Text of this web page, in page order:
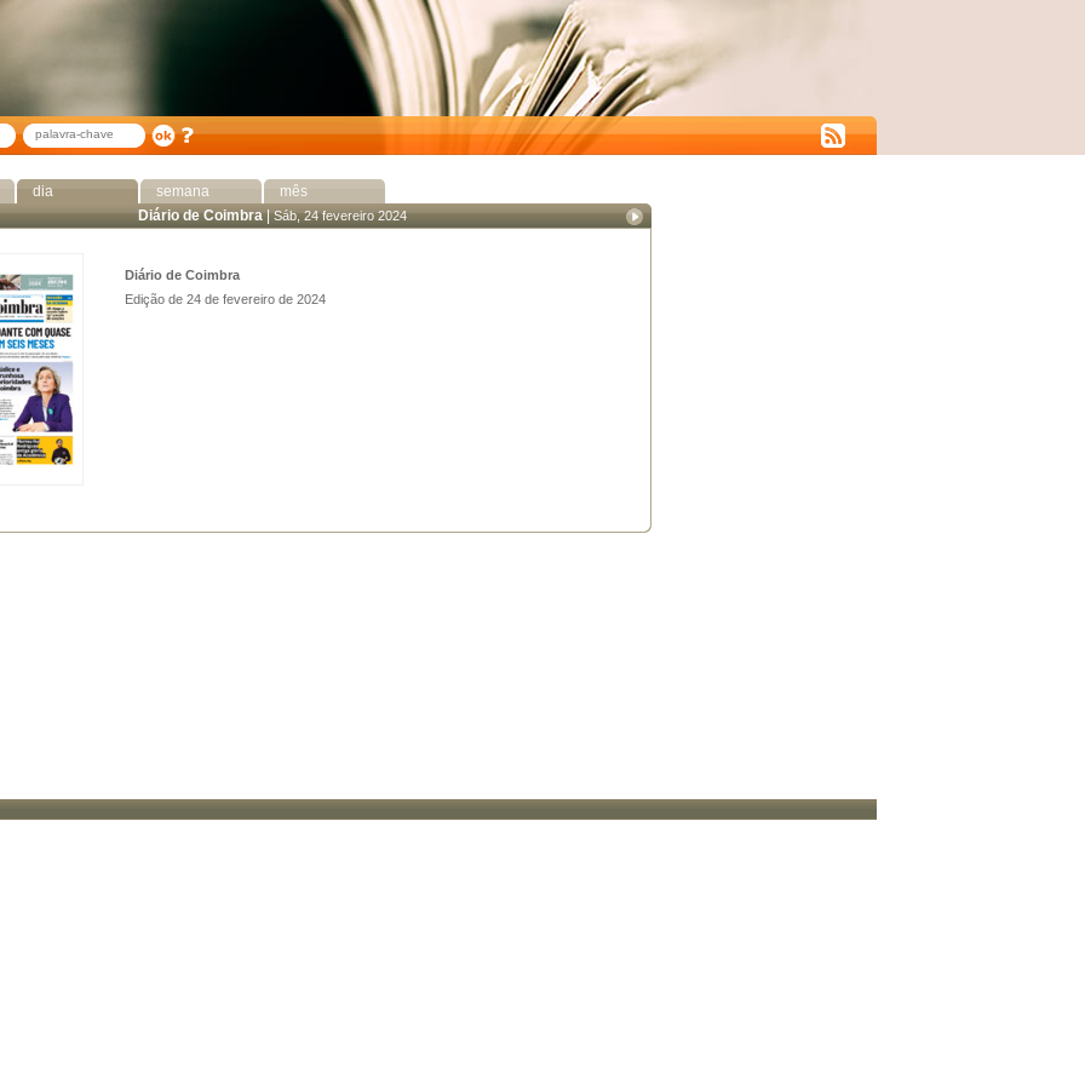
dia semana
mês
Diário de Coimbra|Sáb, 24 fevereiro 2024
Diário de Coimbra
Edição de 24 de fevereiro de 2024